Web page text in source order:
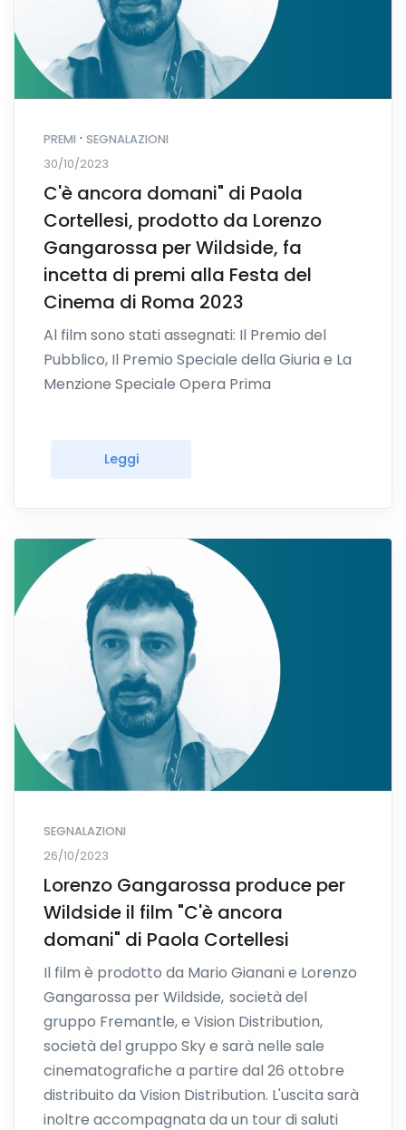
PREMI · SEGNALAZIONI
30/10/2023
C'è ancora domani" di Paola
Cortellesi, prodotto da Lorenzo
Gangarossa per Wildside, fa
incetta di premi alla Festa del
Cinema di Roma 2023
Al film sono stati assegnati: Il Premio del
Pubblico, Il Premio Speciale della Giuria e La
Menzione Speciale Opera Prima
Leggi
SEGNALAZIONI
26/10/2023
Lorenzo Gangarossa produce per
Wildside il film "C'è ancora
domani" di Paola Cortellesi
Il film è prodotto da Mario Gianani e Lorenzo
Gangarossa per Wildside, società del
gruppo Fremantle, e Vision Distribution,
società del gruppo Sky e sarà nelle sale
cinematografiche a partire dal 26 ottobre
distribuito da Vision Distribution. L'uscita sarà
inoltre accompagnata da un tour di saluti